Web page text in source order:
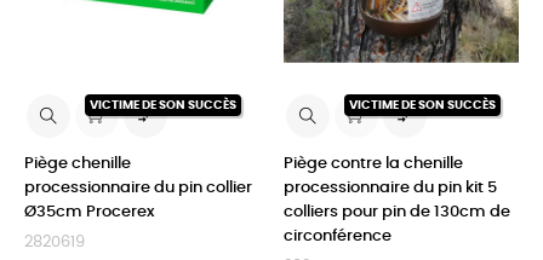
VICTIME DE SON SUCCÈS

Piège chenille
processionnaire du pin collier
Ø35cm Procerex
2820619
VICTIME DE SON SUCCÈS

Piège contre la chenille
processionnaire du pin kit 5
colliers pour pin de 130cm de
circonférence